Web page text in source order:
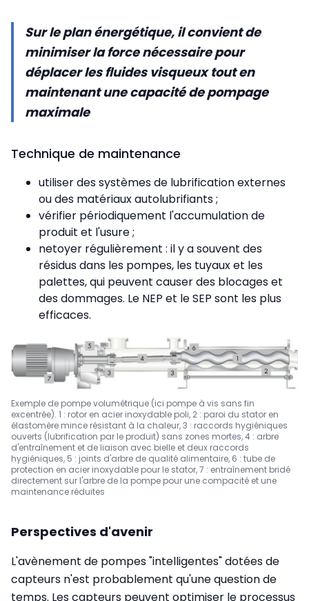
Sur le plan énergétique, il convient de
minimiser la force nécessaire pour
déplacer les fluides visqueux tout en
maintenant une capacité de pompage
maximale
Technique de maintenance
utiliser des systèmes de lubrification externes
ou des matériaux autolubrifiants ;
vérifier périodiquement l'accumulation de
produit et l'usure ;
netoyer régulièrement : il y a souvent des
résidus dans les pompes, les tuyaux et les
palettes, qui peuvent causer des blocages et
des dommages. Le NEP et le SEP sont les plus
efficaces.
Exemple de pompe volumétrique (ici pompe à vis sans fin
excentrée). 1 : rotor en acier inoxydable poli, 2 : paroi du stator en
élastomère mince résistant à la chaleur, 3 : raccords hygiéniques
ouverts (lubrification par le produit) sans zones mortes, 4 : arbre
d'entraînement et de liaison avec bielle et deux raccords
hygiéniques, 5 : joints d'arbre de qualité alimentaire, 6 : tube de
protection en acier inoxydable pour le stator, 7 : entraînement bridé
directement sur l'arbre de la pompe pour une compacité et une
maintenance réduites
Perspectives d'avenir
L'avènement de pompes "intelligentes" dotées de
capteurs n'est probablement qu'une question de
temps. Les capteurs peuvent optimiser le processus